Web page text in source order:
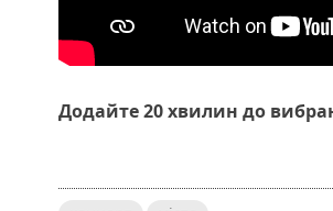
Додайте 20 хвилин до